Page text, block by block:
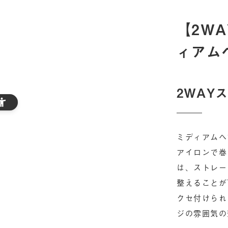
【
ィア
2WAY
ミディアム
アイロンで
は、ストレ
整えること
クセ付けら
ジの雰囲気